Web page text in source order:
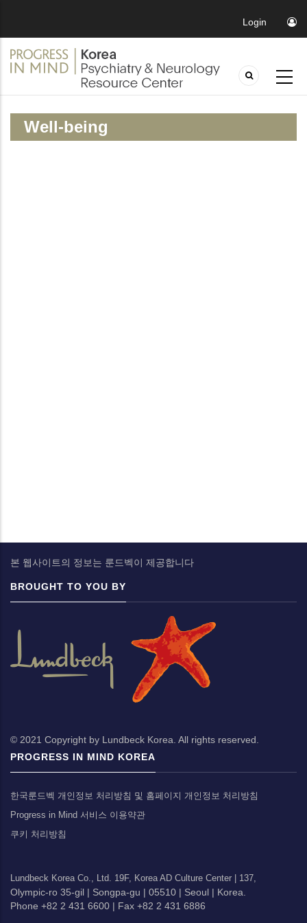
Login
Well-being
본 웹사이트의 정보는 룬드벡이 제공합니다
BROUGHT TO YOU BY
© 2021 Copyright by Lundbeck Korea. All rights reserved.
PROGRESS IN MIND KOREA
한국룬드벡 개인정보 처리방침 및 홈페이지 개인정보 처리방침
Progress in Mind 서비스 이용약관
쿠키 처리방침
Lundbeck Korea Co., Ltd. 19F, Korea AD Culture Center | 137,
Olympic-ro 35-gil | Songpa-gu | 05510 | Seoul | Korea.
Phone +82 2 431 6600 | Fax +82 2 431 6886